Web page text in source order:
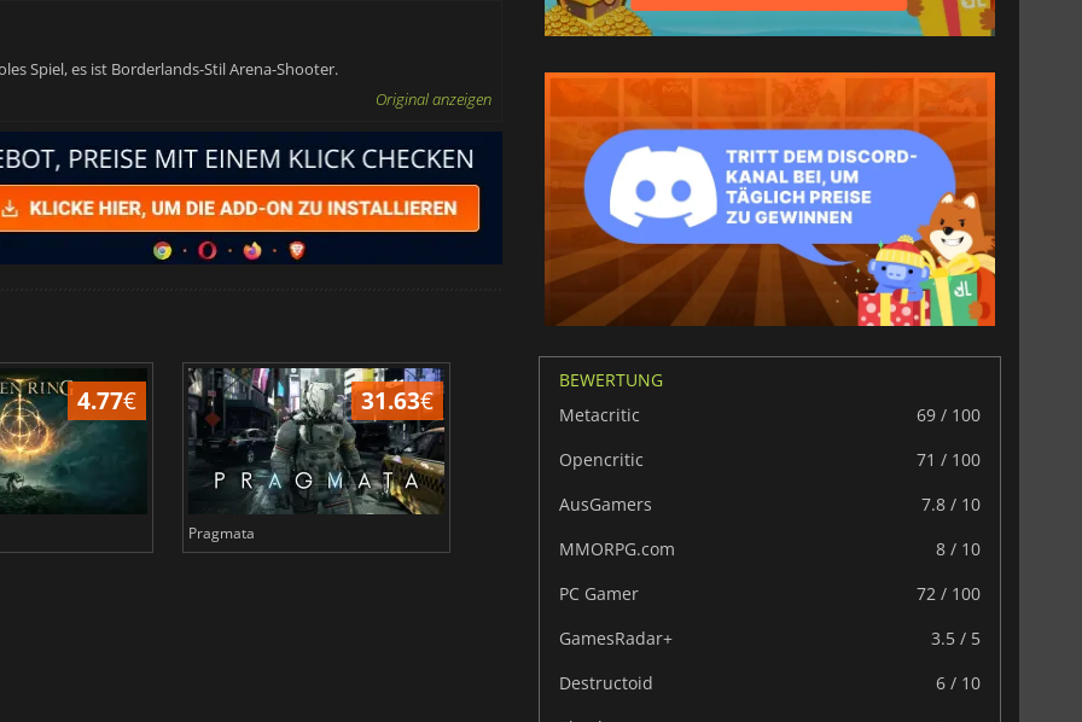
Spiel, es ist Borderlands-Stil Arena-Shooter.
Original anzeigen
4.77€ 31.63€
Pragmata
BEWERTUNG
Metacritic
69 / 100
Opencritic
71 / 100
AusGamers
7.8 / 10
MMORPG.com
8 / 10
PC Gamer
72 / 100
GamesRadar+
3.5 / 5
Destructoid
6 / 10